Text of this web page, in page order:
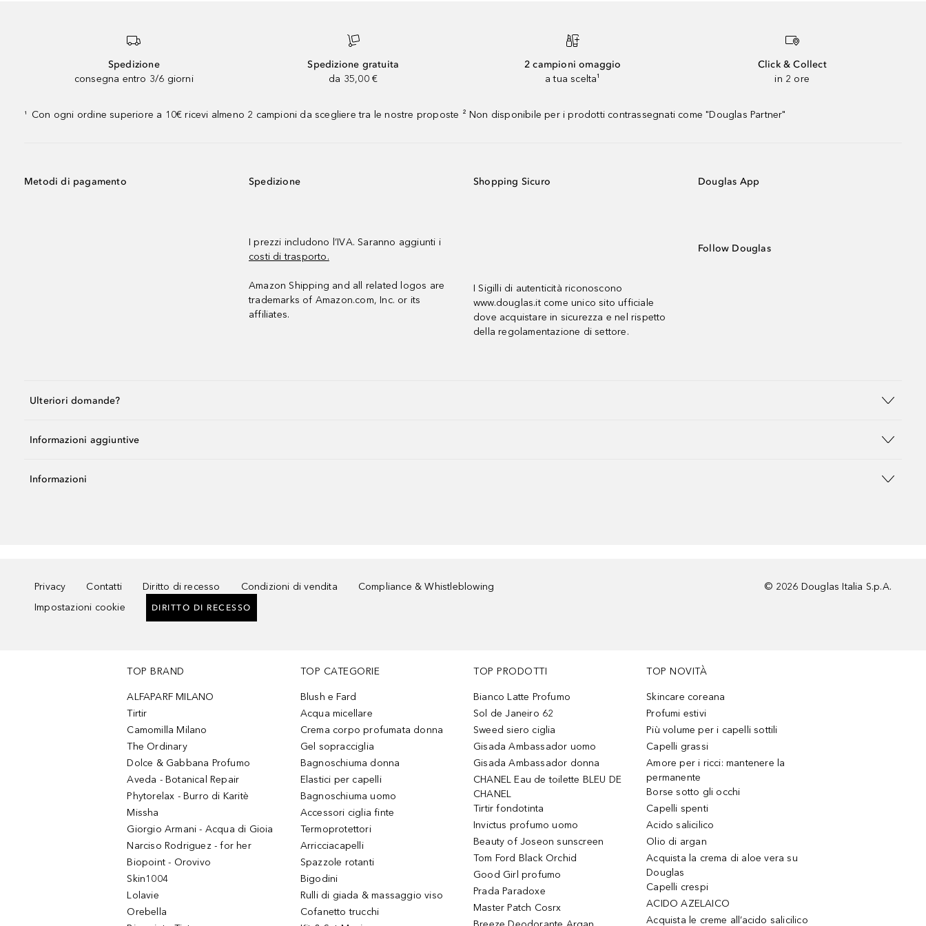
Spedizione
consegna entro 3/6 giorni
Spedizione gratuita
da 35,00 €
2 campioni omaggio
a tua scelta¹
Click & Collect
in 2 ore
¹ Con ogni ordine superiore a 10€ ricevi almeno 2 campioni da scegliere tra le nostre proposte ² Non disponibile per i prodotti contrassegnati come "Douglas Partner"
Metodi di pagamento Spedizione
I prezzi includono l’IVA. Saranno aggiunti i
costi di trasporto.
Amazon Shipping and all related logos are
trademarks of Amazon.com, Inc. or its
affiliates.
Shopping Sicuro
I Sigilli di autenticità riconoscono
www.douglas.it come unico sito ufficiale
dove acquistare in sicurezza e nel rispetto
della regolamentazione di settore.
Douglas App
Follow Douglas
Ulteriori domande?
Informazioni aggiuntive
Informazioni
Privacy Contatti Diritto di recesso Condizioni di vendita
Compliance & Whistleblowing
Impostazioni cookie
DIRITTO DI RECESSO
© 2026 Douglas Italia S.p.A.
TOP BRAND
ALFAPARF MILANO
Tirtir
Camomilla Milano
The Ordinary
Dolce & Gabbana Profumo
Aveda - Botanical Repair
Phytorelax - Burro di Karitè
Missha
Giorgio Armani - Acqua di Gioia
Narciso Rodriguez - for her
Biopoint - Orovivo
Skin1004
Lolavie
Orebella
TOP CATEGORIE
Blush e Fard
Acqua micellare
Crema corpo profumata donna
Gel sopracciglia
Bagnoschiuma donna
Elastici per capelli
Bagnoschiuma uomo
Accessori ciglia finte
Termoprotettori
Arricciacapelli
Spazzole rotanti
Bigodini
Rulli di giada & massaggio viso
Cofanetto trucchi
TOP PRODOTTI
Bianco Latte Profumo
Sol de Janeiro 62
Sweed siero ciglia
Gisada Ambassador uomo
Gisada Ambassador donna
CHANEL Eau de toilette BLEU DE
CHANEL
Tirtir fondotinta
Invictus profumo uomo
Beauty of Joseon sunscreen
Tom Ford Black Orchid
Good Girl profumo
Prada Paradoxe
Master Patch Cosrx
TOP NOVITÀ
Skincare coreana
Profumi estivi
Più volume per i capelli sottili
Capelli grassi
Amore per i ricci: mantenere la
permanente
Borse sotto gli occhi
Capelli spenti
Acido salicilico
Olio di argan
Acquista la crema di aloe vera su
Douglas
Capelli crespi
ACIDO AZELAICO
Acquista le creme all’acido salicilico